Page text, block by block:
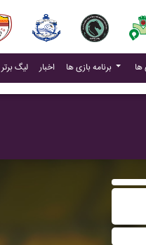
لیگ برتر اخبار(current) برنامه بازی ها